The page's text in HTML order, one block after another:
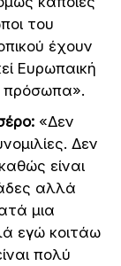
του
έχουν
Ευρωπαική
πρόσωπα».
«Δεν
Δεν
είναι
αλλά
μια
εγώ κοιτάω
πολύ